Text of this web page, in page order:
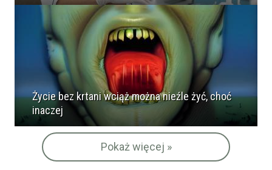
Życie bez krtani wciąż można nieźle żyć, choć
inaczej
Pokaż więcej »